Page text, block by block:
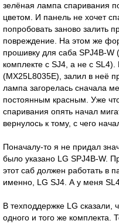
зелёная лампа спаривания
цветом. И панель не хочет
попробовать заново залить
повреждение. На этом же
прошивку для саба SPJ4B-W
комплекте с SJ4, а не с
(MX25L8035E), залил в неё
лампа загорелась сначала
постоянным красным. Уже
спаривания опять начал
вернулось к тому, с чего
Поначалу-то я не придал
было указано LG SPJ4B-W.
этот саб должен работать в
именно, LG SJ4. А у меня
В техподдержке LG сказали,
одного и того же комплекта.